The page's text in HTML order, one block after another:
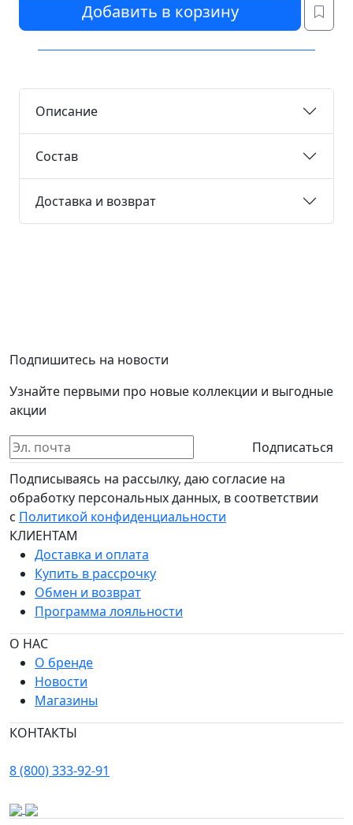
Добавить в корзину
Описание
Состав
Доставка и возврат
Подпишитесь на новости
Узнайте первыми про новые коллекции и выгодные
акции
Подписаться
Подписываясь на рассылку, даю согласие на
обработку персональных данных, в соответствии
с Политикой конфиденциальности
КЛИЕНТАМ
Доставка и оплата
Купить в рассрочку
Обмен и возврат
Программа лояльности
О НАС
О бренде
Новости
Магазины
КОНТАКТЫ
8 (800) 333-92-91